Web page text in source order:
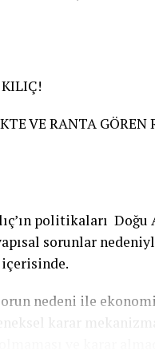
VE RANTA
politikaları
sorunlar
nedeni ile
karar